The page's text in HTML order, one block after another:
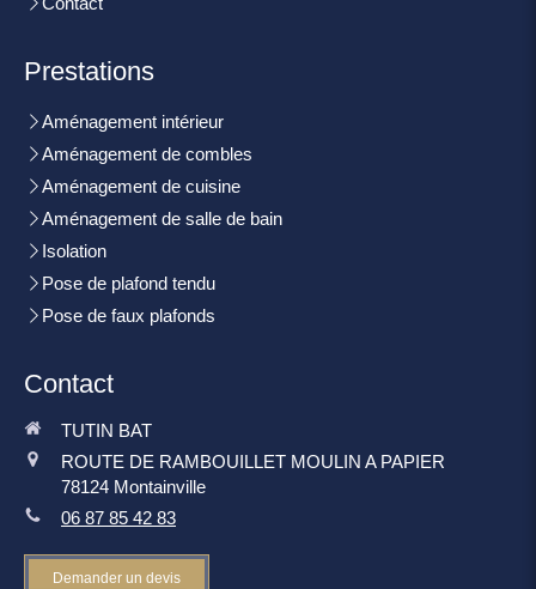
Prestations
Aménagement intérieur
Aménagement de combles
Aménagement de cuisine
Aménagement de salle de bain
Isolation
Pose de plafond tendu
Pose de faux plafonds
Contact
TUTIN BAT
ROUTE DE RAMBOUILLET MOULIN A PAPIER
78124 Montainville
06 87 85 42 83
Demander un devis